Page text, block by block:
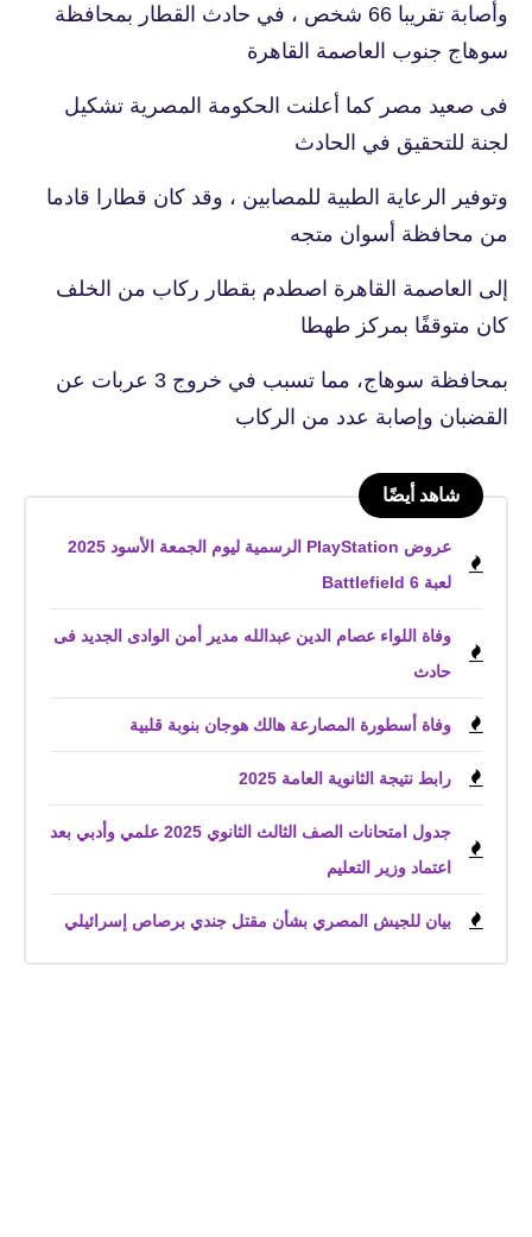
وأصابة تقريبا 66 شخص ، في حادث القطار بمحافظة
سوهاج جنوب العاصمة القاهرة
فى صعيد مصر كما أعلنت الحكومة المصرية تشكيل
لجنة للتحقيق في الحادث
وتوفير الرعاية الطبية للمصابين ، وقد كان قطارا قادما
من محافظة أسوان متجه
إلى العاصمة القاهرة اصطدم بقطار ركاب من الخلف
كان متوقفًا بمركز طهطا
بمحافظة سوهاج، مما تسبب في خروج 3 عربات عن
القضبان وإصابة عدد من الركاب
شاهد أيضًا
عروض PlayStation الرسمية ليوم الجمعة الأسود 2025
لعبة Battlefield 6
وفاة اللواء عصام الدين عبدالله مدير أمن الوادى الجديد فى
حادث
وفاة أسطورة المصارعة هالك هوجان بنوبة قلبية
رابط نتيجة الثانوية العامة 2025
جدول امتحانات الصف الثالث الثانوي 2025 علمي وأدبي بعد
اعتماد وزير التعليم
بيان للجيش المصري بشأن مقتل جندي برصاص إسرائيلي